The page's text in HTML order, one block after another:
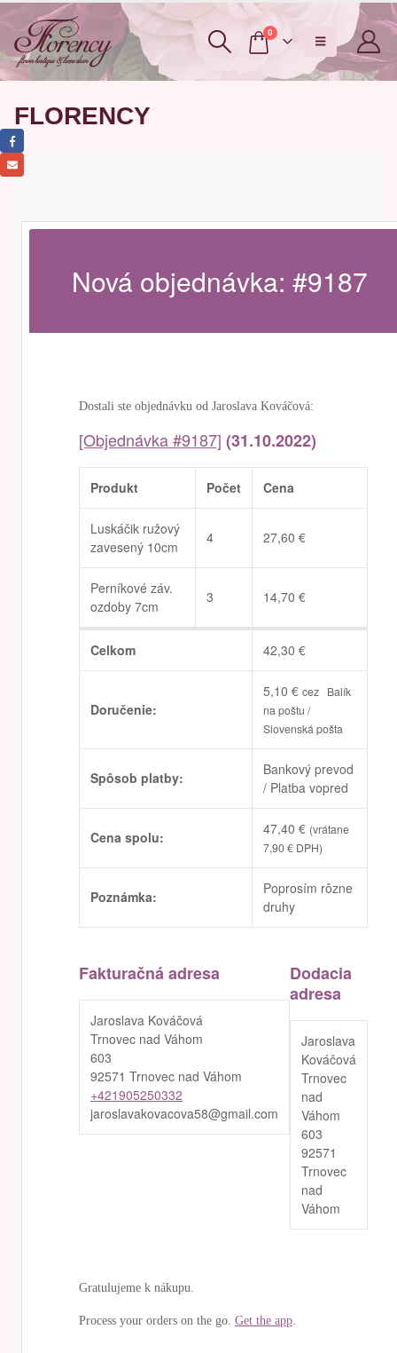
0
FLORENCY
Nová objednávka: #9187
Dostali ste objednávku od Jaroslava Kováčová:
[Objednávka #9187] (31.10.2022)
Produkt Počet Cena
Luskáčik ružový
zavesený 10cm
4 27,60 €
Perníkové záv.
ozdoby 7cm
3 14,70 €
Celkom 42,30 €
Doručenie:
5,10 € cez Balík
na poštu /
Slovenská pošta
Spôsob platby:
Bankový prevod
/ Platba vopred
Cena spolu: 47,40 € (vrátane
7,90€ DPH)
Poznámka:
Poprosím rôzne
druhy
Fakturačná adresa
Jaroslava Kováčová
Trnovec nad Váhom
603
92571 Trnovec nad Váhom
+421905250332
jaroslavakovacova58@gmail.com
Dodacia
adresa
Jaroslava
Kováčová
Trnovec
nad
Váhom
603
92571
Trnovec
nad
Váhom
Gratulujeme k nákupu.
Process your orders on the go. Get the app.